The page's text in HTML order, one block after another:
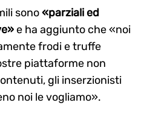
sono«parziali ed
e ha aggiunto che «noi
frodi e truffe
piattaforme non
gli inserzionisti
noi le vogliamo».